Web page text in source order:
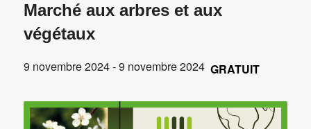
Marché aux arbres et aux
végétaux
9 novembre 2024-9 novembre 2024 GRATUIT